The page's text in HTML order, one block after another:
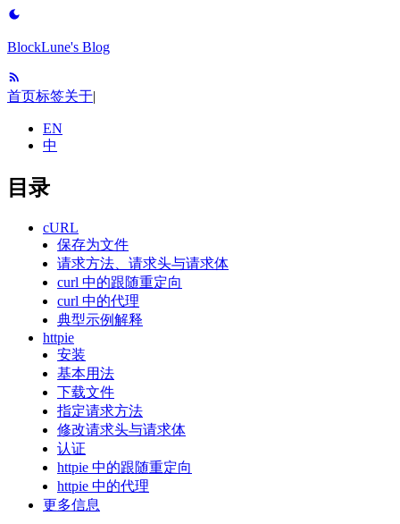
BlockLune's Blog
首页标签关于|
EN
中
目录
cURL
保存为文件
请求方法、请求头与请求体
curl 中的跟随重定向
curl 中的代理
典型示例解释
httpie
安装
基本用法
下载文件
指定请求方法
修改请求头与请求体
认证
httpie 中的跟随重定向
httpie 中的代理
更多信息